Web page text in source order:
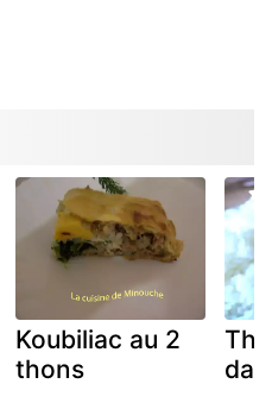
Koubiliac au 2
thons